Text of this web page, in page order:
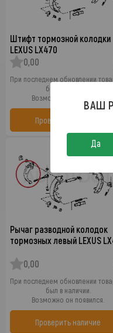
Штифт тормозной колодки
LEXUS LX470
0,00
При последнем обновлении
был в наличии.
Возможно он появился.
Проверить наличие
Рычаг разводной колодок
тормозных левый LEXUS
0,00
При последнем обновлении
был в наличии.
Возможно он появился.
Проверить наличие
ВАШ
Да